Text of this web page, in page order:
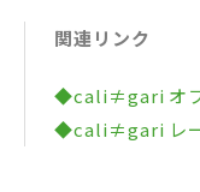
関連リンク
◆cali≠gari オフ
◆cali≠gari レ